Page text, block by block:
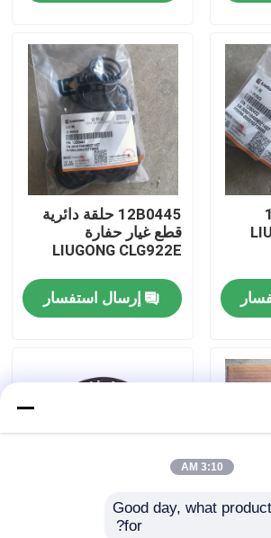
12B0445 حلقة دائرية
قطع غيار حفارة
LIUGONG CLG922E
إرسال استفسار
قطع الغيار الأصلية لـ
3:10 AM
Good day, what
for?